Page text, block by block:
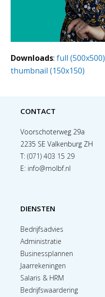
Downloads:full (500x500)
thumbnail (150x150)
CONTACT
Voorschoterweg 29a
2235 SE Valkenburg ZH
T:(071) 403 15 29
E: info@molbf.nl
DIENSTEN
Bedrijfsadvies
Administratie
Businessplannen
Jaarrekeningen
Salaris & HRM
Bedrijfswaardering